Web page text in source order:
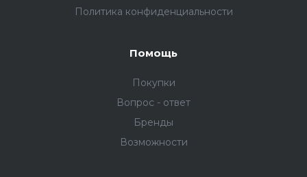
Политика конфиденциальности
Помощь
Покупки
Вопрос - ответ
Бренды
Возможности